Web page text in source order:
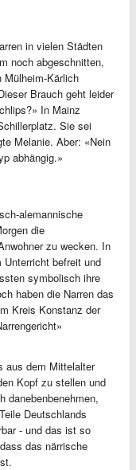
in vielen Städten
noch abgeschnitten,
Mülheim-Kärlich
Brauch geht leider
In Mainz
Sie sei
Melanie. Aber: «Nein
abhängig.»
alemannische
die
zu wecken. In
Unterricht befreit und
symbolisch ihre
haben die Narren das
Kreis Konstanz der
aus dem Mittelalter
Kopf zu stellen und
danebenbenehmen,
Deutschlands
- und das ist so
das närrische